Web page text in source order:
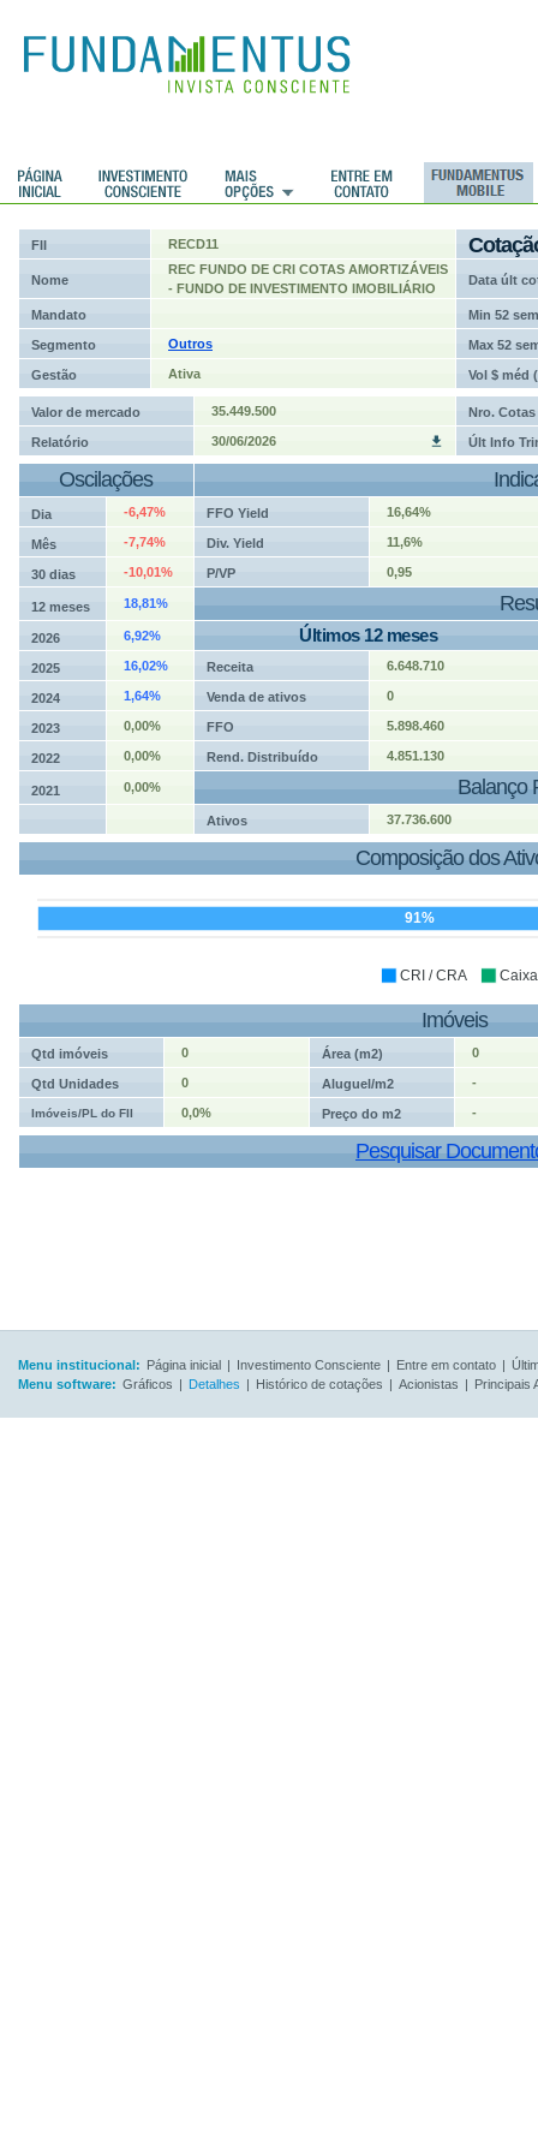
FII RECD11
Nome
REC FUNDO DE CRI COTAS AMORTIZÁVEIS
- FUNDO DE INVESTIMENTO IMOBILIÁRIO
Data últ
Mandato Min 52 sem
Segmento Outros Max 52
Gestão Ativa Vol $ méd
Valor de mercado 35.449.500 Nro. Cotas
Relatório 30/06/2026 Últ Info
Oscilações
Dia -6,47% FFO Yield 16,64%
Mês -7,74% Div. Yield 11,6%
30 dias -10,01% P/VP 0,95
12 meses 18,81%
2026 6,92% Últimos 12 meses
2025 16,02% Receita 6.648.710
2024 1,64% Venda de ativos 0
2023 0,00% FFO 5.898.460
2022 0,00% Rend. Distribuído 4.851.130
2021 0,00% Balanço
Ativos 37.736.600
Composição dos
91%
CRI / CRA Caixa
Imóveis
Qtd imóveis 0 Área (m2) 0
Qtd Unidades 0 Aluguel/m2 -
Imóveis/PL do FII 0,0% Preço do m2 -
Pesquisar
Menu institucional: Página inicial | Investimento Consciente | Entre em contato |
Menu software: Gráficos | Detalhes | Histórico de cotações | Acionistas | Principais